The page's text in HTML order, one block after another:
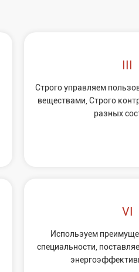
Строго управляем
веществaми, Строго
разных
Используем
специальности,